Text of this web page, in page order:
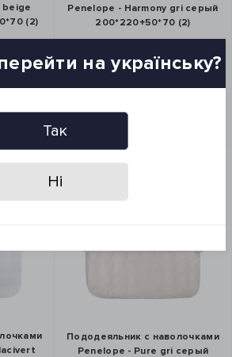
beige
(2)
Penelope - Harmony gri серый
200*220+50*70 (2)
16 454 грн
КУПИТЬ
Пододеяльник с наволочками
Penelope - Pure gri серый
на українську?
Так
Ні